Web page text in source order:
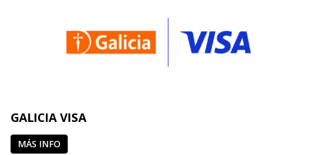
GALICIA VISA
MÁS INFO